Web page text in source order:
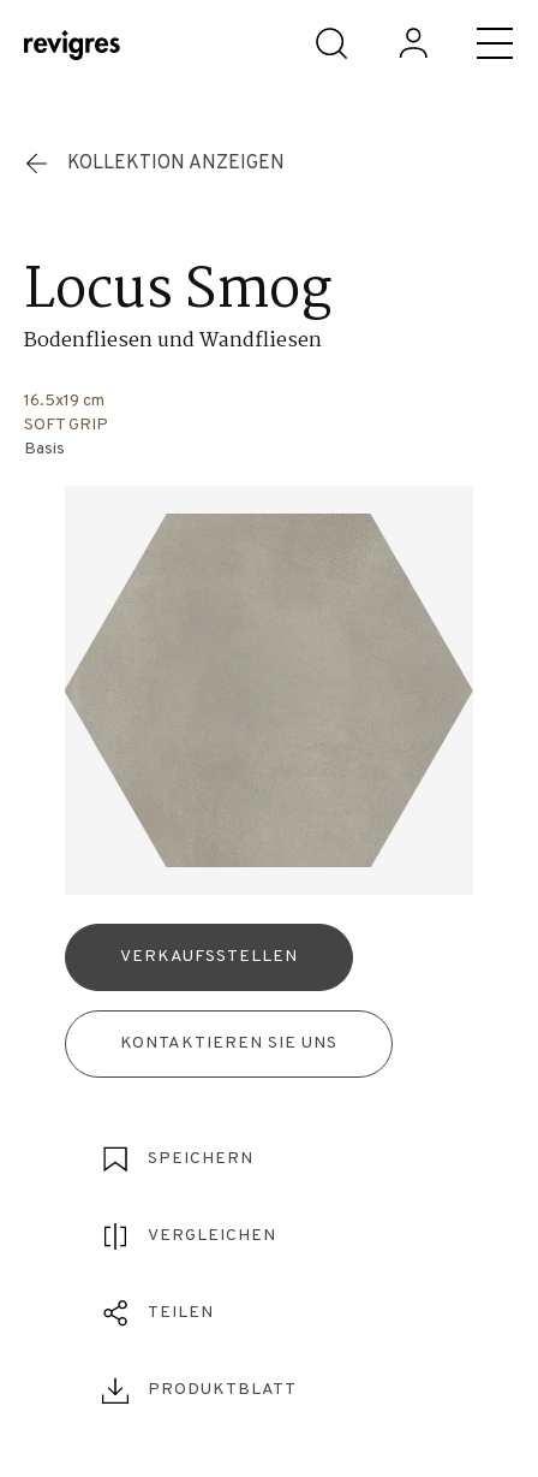
Zum Hauptinhalt springen
KOLLEKTION ANZEIGEN
Locus Smog
Bodenfliesen und Wandfliesen
16.5x19 cm
SOFT GRIP
Basis
VERKAUFSSTELLEN
KONTAKTIEREN SIE UNS
SPEICHERN
VERGLEICHEN
TEILEN
PRODUKTBLATT